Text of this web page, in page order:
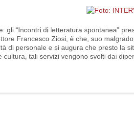
“Incontri di letteratura spontanea”
Francesco Ziosi, è che, suo
di personale e si augura che presto la
tali servizi vengono svolti dai